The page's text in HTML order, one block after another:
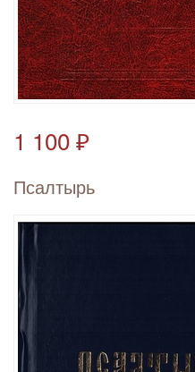
1 100 ₽
Псалтырь